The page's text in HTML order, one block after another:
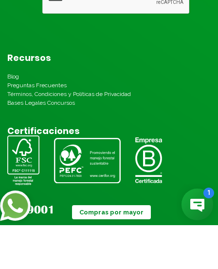
Recursos
Blog
Preguntas Frecuentes
Términos, Condiciones y Políticas de Privacidad
Bases Legales Concursos
Certificaciones
Compras por mayor